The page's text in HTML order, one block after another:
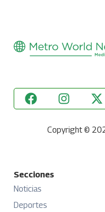
Copyright ©
Secciones
Noticias
Deportes